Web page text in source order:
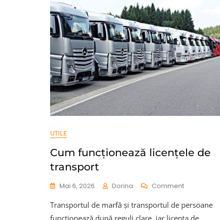
UTILE
Cum funcționează licențele de
transport
Mai 6, 2026 Dorina CommentOn
Licențele
Transportul de marfă și transportul de persoane
funcționează după reguli clare, iar licența de